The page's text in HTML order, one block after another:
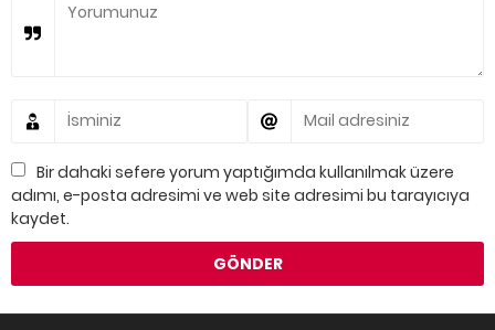
Bir dahaki sefere yorum yaptığımda kullanılmak üzere
adımı, e-posta adresimi ve web site adresimi bu tarayıcıya
kaydet.